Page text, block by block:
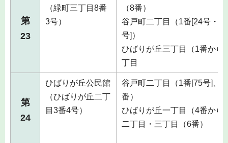
第
23
（緑町三丁目8番
3号）
（8番）
谷戸町二丁目（1番[24号・
号]）
ひばりが丘三丁目（1番から
丁目
第
24
ひばりが丘公民館
（ひばりが丘二丁
目3番4号）
谷戸町二丁目（1番[75号]、4
番）
ひばりが丘一丁目（4番から
二丁目・三丁目（6番）